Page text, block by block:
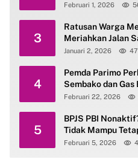
Februari 1, 2026
3
Ratusan Warga
Meriahkan Jalan
Kemenag Parimo
Januari 2, 2026
4
Pemda Parimo
Sembako dan Gas
Februari 22, 2026
5
BPJS PBI
Tidak Mampu
Februari 5, 2026